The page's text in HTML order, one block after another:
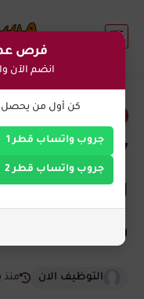
وظائف اليوم في قطر
7 فرص عمل
لدي شركة:
قطر الان
التوظيف الان
فرص
انضم الآن
كن أول من
جروب واتساب قطر 1
جروب واتساب قطر 2